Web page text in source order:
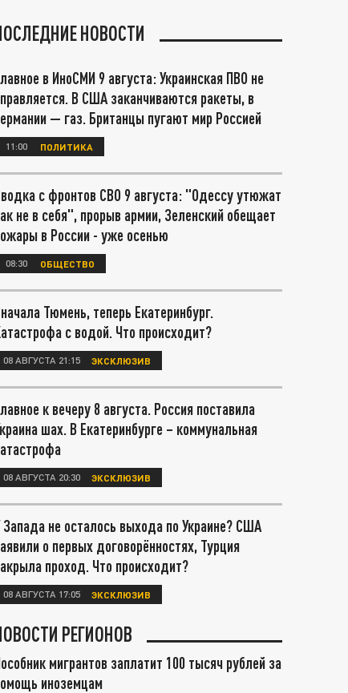
НОВОСТИ
в ИноСМИ 9 августа: Украинская ПВО не
В США заканчиваются ракеты, в
— газ. Британцы пугают мир Россией
11:00 ПОЛИТИКА
с фронтов СВО 9 августа: "Одессу утюжат
не в себя", прорыв армии, Зеленский обещает
в России - уже осенью
08:30 ОБЩЕСТВО
Тюмень, теперь Екатеринбург.
с водой. Что происходит?
08 АВГУСТА 21:15 ЭКСКЛЮЗИВ
к вечеру 8 августа. Россия поставила
шах. В Екатеринбурге – коммунальная
08 АВГУСТА 20:30 ЭКСКЛЮЗИВ
Запада не осталось выхода по Украине? США
о первых договорённостях, Турция
проход. Что происходит?
08 АВГУСТА 17:05 ЭКСКЛЮЗИВ
РЕГИОНОВ
мигрантов заплатит 100 тысяч рублей за
иноземцам